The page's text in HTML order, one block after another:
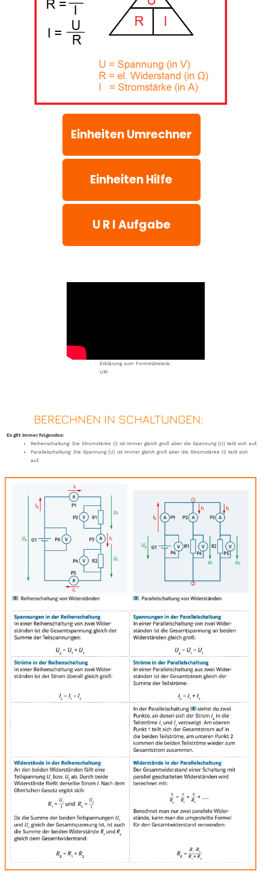
Einheiten Umrechner
Einheiten Hilfe
U R I Aufgabe
Erklärung zum Formeldreieck.
URI
BERECHNEN IN SCHALTUNGEN:
Es gilt immer folgendes:
Reihenschaltung: Die Stromstärke (I) ist immer gleich groß aber die Spannung (U) teilt sich auf.
Parallelschaltung: Die Spannung (U) ist immer gleich groß aber die Stromstärke (I) teilt sich
auf.